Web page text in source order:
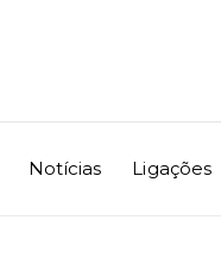
Notícias Ligações